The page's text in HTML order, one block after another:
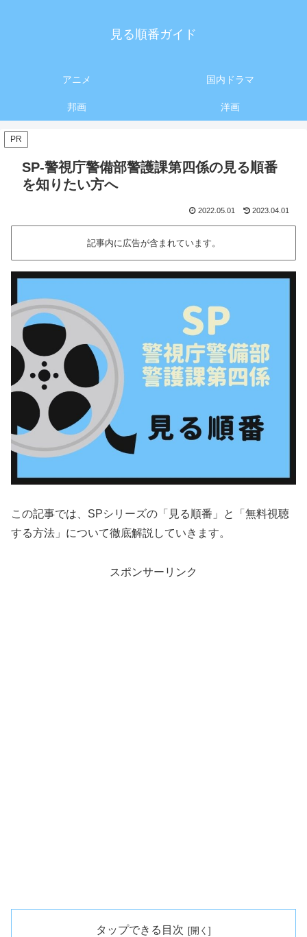
見る順番ガイド
アニメ 国内ドラマ
邦画 洋画
PR
SP-警視庁警備部警護課第四係の見る順番
を知りたい方へ
2022.05.01 2023.04.01
記事内に広告が含まれています。
この記事では、SPシリーズの「見る順番」と「無料視聴
する方法」について徹底解説していきます。
スポンサーリンク
タップできる目次